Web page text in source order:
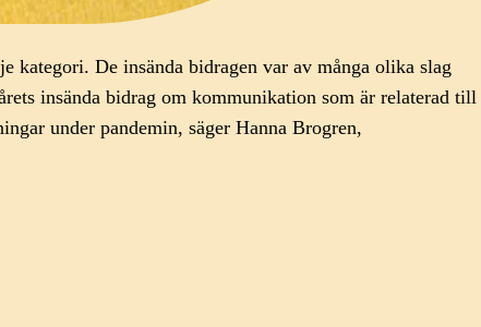
De insända bidragen var av många olika slag
insända bidrag om kommunikation som är relaterad till
under pandemin, säger Hanna Brogren,